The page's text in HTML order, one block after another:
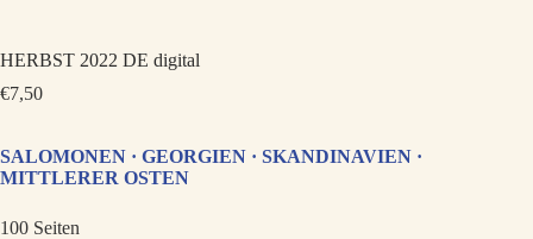
HERBST 2022 DE digital
€7,50
SALOMONEN · GEORGIEN · SKANDINAVIEN ·
MITTLERER OSTEN
100 Seiten